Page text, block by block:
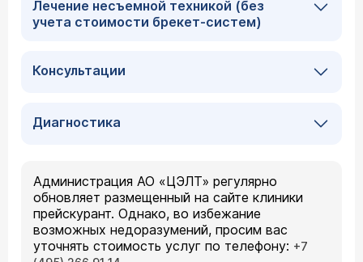
Лечение несъемной техникой (без
учета стоимости брекет-систем)
Консультации
Диагностика
Администрация АО «ЦЭЛТ» регулярно
обновляет размещенный на сайте клиники
прейскурант. Однако, во избежание
возможных недоразумений, просим вас
уточнять стоимость услуг по телефону: +7